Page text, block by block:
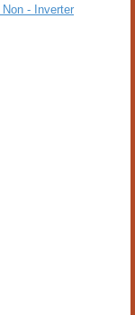
- Inverter